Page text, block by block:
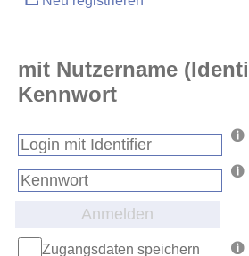
mit Nutzername
Kennwort
Anmelden
Zugangsdaten speichern